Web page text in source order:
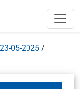
23-05-2025 /